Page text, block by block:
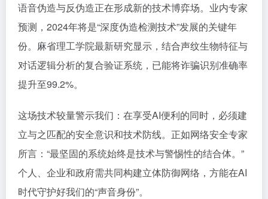
语音伪造与反伪造正在形成新的技术博弈场。业内专家
预测，2024年将是“深度伪造检测技术”发展的关键年
份。麻省理工学院最新研究显示，结合声纹生物特征与
对话逻辑分析的复合验证系统，已能将诈骗识别准确率
提升至99.2%。
这场技术较量警示我们：在享受AI便利的同时，必须建
立与之匹配的安全意识和技术防线。正如网络安全专家
所言：“最坚固的系统始终是技术与警惕性的结合体。”
个人、企业和政府需共同构建立体防御网络，方能在AI
时代守护好我们的“声音身份”。